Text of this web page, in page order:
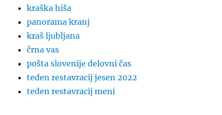
kraška hiša
panorama kranj
kraš ljubljana
črna vas
pošta slovenije delovni čas
teden restavracij jesen 2022
teden restavracij meni